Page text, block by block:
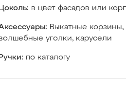
Цоколь: в цвет фасадов или
Выкатные
уголки, карусели
Ручки: по каталогу